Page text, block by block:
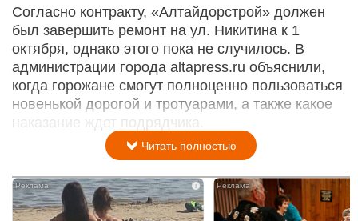
Согласно контракту, «Алтайдорстрой» должен
был завершить ремонт на ул. Никитина к 1
октября, однако этого пока не случилось. В
администрации города altapress.ru объяснили,
когда горожане смогут полноценно пользоваться
новенькой дорогой и тротуарами, а также какое
наказание ждет подрядчика.
Читать полностью
i